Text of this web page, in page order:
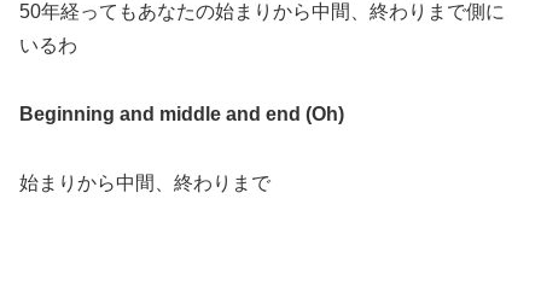
50年経ってもあなたの始まりから中間、終わりまで側に
いるわ
Beginning and middle and end (Oh)
始まりから中間、終わりまで